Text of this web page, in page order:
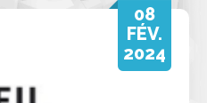
08
FÉV.
2024